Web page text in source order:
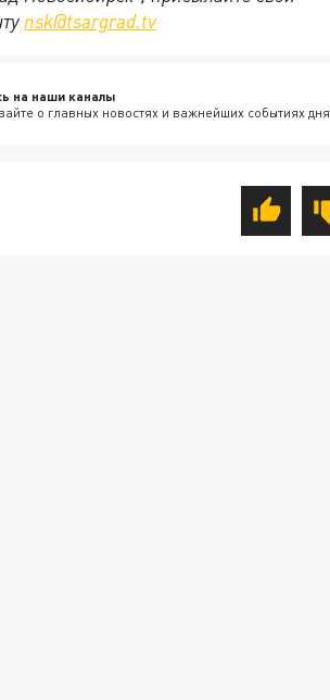
nsk@tsargrad.tv
на наши каналы
о главных новостях и важнейших событиях дня.